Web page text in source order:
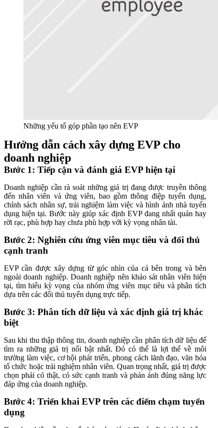
Những yếu tố góp phần tạo nên EVP
Hướng dẫn cách xây dựng EVP cho
doanh nghiệp
Bước 1: Tiếp cận và đánh giá EVP hiện tại
Doanh nghiệp cần rà soát những giá trị đang được truyền thông
đến nhân viên và ứng viên, bao gồm thông điệp tuyển dụng,
chính sách nhân sự, trải nghiệm làm việc và hình ảnh nhà tuyển
dụng hiện tại. Bước này giúp xác định EVP đang nhất quán hay
rời rạc, phù hợp hay chưa phù hợp với kỳ vọng nhân tài.
Bước 2: Nghiên cứu ứng viên mục tiêu và đối thủ
cạnh tranh
EVP cần được xây dựng từ góc nhìn của cả bên trong và bên
ngoài doanh nghiệp. Doanh nghiệp nên khảo sát nhân viên hiện
tại, tìm hiểu kỳ vọng của nhóm ứng viên mục tiêu và phân tích
dựa trên các đối thủ tuyển dụng trực tiếp.
Bước 3: Phân tích dữ liệu và xác định giá trị khác
biệt
Sau khi thu thập thông tin, doanh nghiệp cần phân tích dữ liệu để
tìm ra những giá trị nổi bật nhất. Đó có thể là lợi thế về môi
trường làm việc, cơ hội phát triển, phong cách lãnh đạo, văn hóa
tổ chức hoặc trải nghiệm nhân viên. Quan trọng nhất, giá trị được
chọn phải có thật, có sức cạnh tranh và phản ánh đúng năng lực
đáp ứng của doanh nghiệp.
Bước 4: Triển khai EVP trên các điểm chạm tuyển
dụng